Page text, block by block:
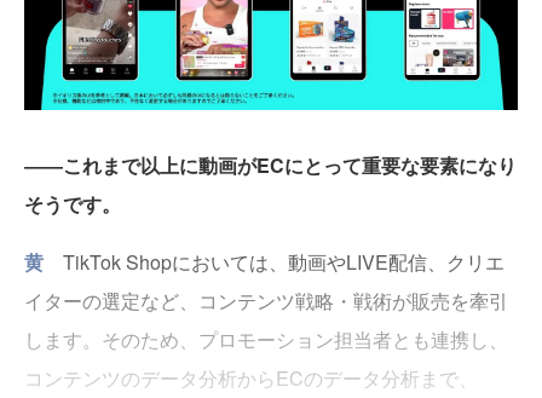
――これまで以上に動画がECにとって重要な要素になり
そうです。
黄 TikTok Shopにおいては、動画やLIVE配信、クリエ
イターの選定など、コンテンツ戦略・戦術が販売を牽引
します。そのため、プロモーション担当者とも連携し、
コンテンツのデータ分析からECのデータ分析まで、